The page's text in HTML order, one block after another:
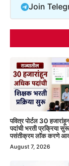
Join
पवित्र पोर्टल 30
पदांची भरती प्रक्रिया
पसंतीक्रम लॉक करणे
August 7, 2026